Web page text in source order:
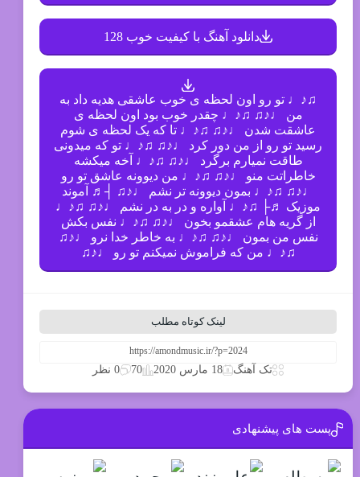
دانلود آهنگ با کیفیت خوب 128
♫♪♩ تو رو اون لحظه ی خوب عاشقی هدیه داد به
من ♩♪♫ ♫♪♩ چقدر خوب بود اون لحظه ی
عاشقت شدن ♩♪♫ ♫♪♩ تا که یک لحظه ی شوم
رسید تو رو از من دور کرد ♩♪♫ ♫♪♩ تو که میدونی
طاقت نمیارم برگرد ♩♪♫ ♫♪♩ آخه میکشه
خاطراتت منو ♩♪♫ ♫♪♩ من دیوونه عاشق تو رو
♩♪♫ ♫♪♩ بمون دیوونه تر نشم ♩♪♫ ┤♬ آموند
موزیک ♬├ ♫♪♩ آواره و در به در نشم ♩♪♫ ♫♪♩
از گریه هام عشقمو بخون ♩♪♫ ♫♪♩ نفس بکش
نفس من بمون ♩♪♫ ♫♪♩ به خاطر خدا نرو ♩♪♫
♫♪♩ من که فراموش نمیکنم تو رو ♩♪♫
لینک کوتاه مطلب
تک آهنگ 18 مارس 2020 70 0 نظر
پست های پیشنهادی